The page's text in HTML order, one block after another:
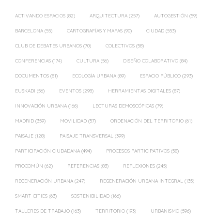
ACTIVANDO ESPACIOS (82) ARQUITECTURA (257) AUTOGESTIÓN (59)
BARCELONA (55) CARTOGRAFÍAS Y MAPAS (90) CIUDAD (553)
CLUB DE DEBATES URBANOS (70) COLECTIVOS (58)
CONFERENCIAS (174) CULTURA (56) DISEÑO COLABORATIVO (84)
DOCUMENTOS (81) ECOLOGÍA URBANA (89) ESPACIO PÚBLICO (293)
EUSKADI (56) EVENTOS (298) HERRAMIENTAS DIGITALES (87)
INNOVACIÓN URBANA (166) LECTURAS DEMOSCÓPICAS (79)
MADRID (359) MOVILIDAD (57) ORDENACIÓN DEL TERRITORIO (61)
PAISAJE (128) PAISAJE TRANSVERSAL (399)
PARTICIPACIÓN CIUDADANA (494) PROCESOS PARTICIPATIVOS (58)
PROCOMÚN (62) REFERENCIAS (83) REFLEXIONES (245)
REGENERACIÓN URBANA (247) REGENERACIÓN URBANA INTEGRAL (135)
SMART CITIES (63) SOSTENIBILIDAD (166)
TALLERES DE TRABAJO (163) TERRITORIO (193) URBANISMO (596)